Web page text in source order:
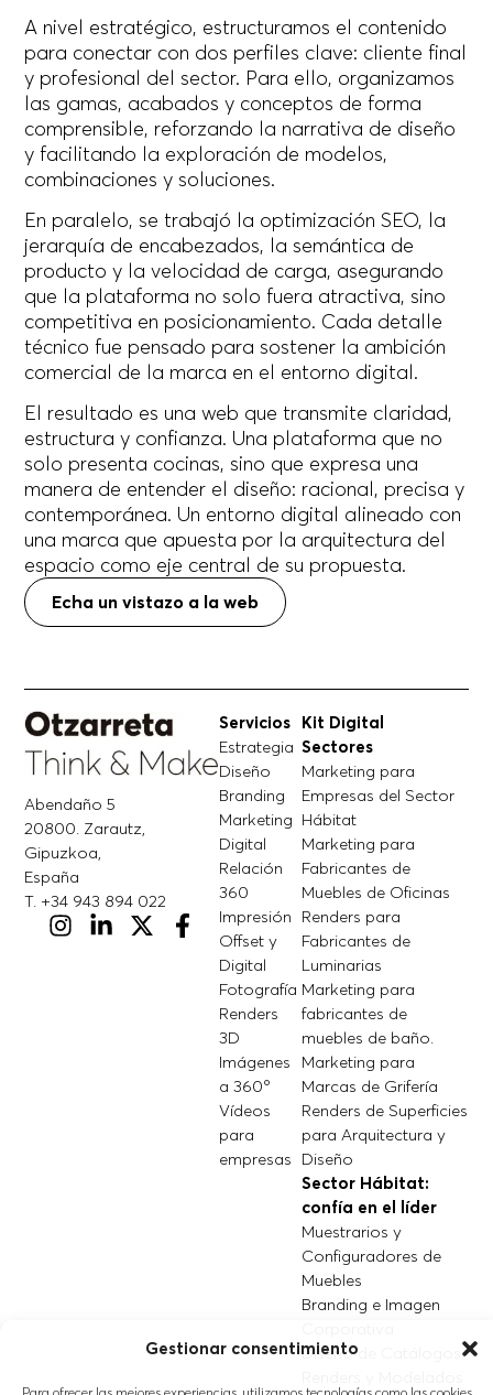
Gestionar consentimiento
A nivel estratégico, estructuramos el contenido
para conectar con dos perfiles clave: cliente final
y profesional del sector. Para ello, organizamos
las gamas, acabados y conceptos de forma
comprensible, reforzando la narrativa de diseño
y facilitando la exploración de modelos,
combinaciones y soluciones.
En paralelo, se trabajó la optimización SEO, la
jerarquía de encabezados, la semántica de
producto y la velocidad de carga, asegurando
que la plataforma no solo fuera atractiva, sino
competitiva en posicionamiento. Cada detalle
técnico fue pensado para sostener la ambición
comercial de la marca en el entorno digital.
El resultado es una web que transmite claridad,
estructura y confianza. Una plataforma que no
solo presenta cocinas, sino que expresa una
manera de entender el diseño: racional, precisa y
contemporánea. Un entorno digital alineado con
una marca que apuesta por la arquitectura del
espacio como eje central de su propuesta.
Echa un vistazo a la web
Abendaño 5
20800. Zarautz,
Gipuzkoa,
España
T. +34 943 894 022
Servicios
Estrategia
Diseño
Branding
Marketing
Digital
Relación
360
Impresión
Offset y
Digital
Fotografía
Renders
3D
Imágenes
a 360º
Vídeos
para
empresas
Kit Digital
Sectores
Marketing para
Empresas del Sector
Hábitat
Marketing para
Fabricantes de
Muebles de Oficinas
Renders para
Fabricantes de
Luminarias
Marketing para
fabricantes de
muebles de baño.
Marketing para
Marcas de Grifería
Renders de Superficies
para Arquitectura y
Diseño
Sector Hábitat:
confía en el líder
Muestrarios y
Configuradores de
Muebles
Branding e Imagen
Diseño de Catálogos